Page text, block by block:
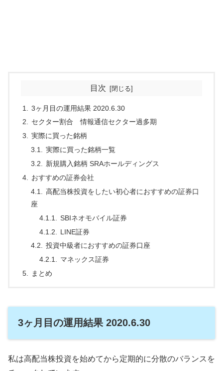
目次
3ヶ月目の運用結果 2020.6.30
セクター割合 情報通信セクター過多期
実際に買った銘柄
実際に買った銘柄一覧
新規購入銘柄 SRAホールディングス
おすすめの証券会社
高配当株投資をしたい初心者におすすめの証券口
座
SBIネオモバイル証券
LINE証券
投資中級者におすすめの証券口座
マネックス証券
まとめ
3ヶ月目の運用結果 2020.6.30
私は高配当株投資を始めてから定期的に分散のバランスを